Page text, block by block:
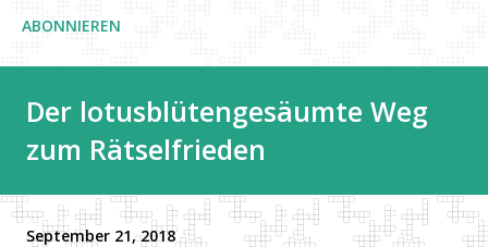
ABONNIEREN
Der lotusblütengesäumte Weg
zum Rätselfrieden
September 21, 2018